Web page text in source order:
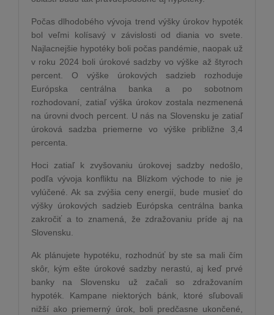
Počas dlhodobého vývoja trend výšky úrokov hypoték
bol veľmi kolísavý v závislosti od diania vo svete.
Najlacnejšie hypotéky boli počas pandémie, naopak už
v roku 2024 boli úrokové sadzby vo výške až štyroch
percent. O výške úrokových sadzieb rozhoduje
Európska centrálna banka a po sobotnom
rozhodovaní, zatiaľ výška úrokov zostala nezmenená
na úrovni dvoch percent. U nás na Slovensku je zatiaľ
úroková sadzba priemerne vo výške približne 3,4
percenta.
Hoci zatiaľ k zvyšovaniu úrokovej sadzby nedošlo,
podľa vývoja konfliktu na Blízkom východe to nie je
vylúčené. Ak sa zvýšia ceny energií, bude musieť do
výšky úrokových sadzieb Európska centrálna banka
zakročiť a to znamená, že zdražovaniu príde aj na
Slovensku.
Ak plánujete hypotéku, rozhodnúť by ste sa mali čím
skôr, kým ešte úrokové sadzby nerastú, aj keď prvé
banky na Slovensku už začali so zdražovaním
hypoték. Kampane niektorých bánk, ktoré sľubovali
nižší ako priemerný úrok, boli predčasne ukončené,